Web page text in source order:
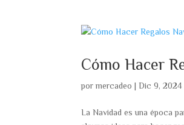
Cómo Hacer
pormercadeo |Dic 9, 2024
La Navidad es una época